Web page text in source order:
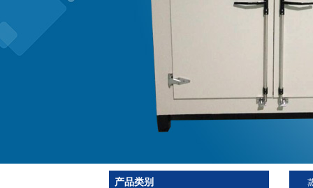
产品类别